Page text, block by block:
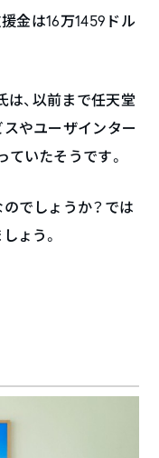
金は16万1459ドル
、以前まで任天堂
やユーザインター
いたそうです。
でしょうか？では
ょう。